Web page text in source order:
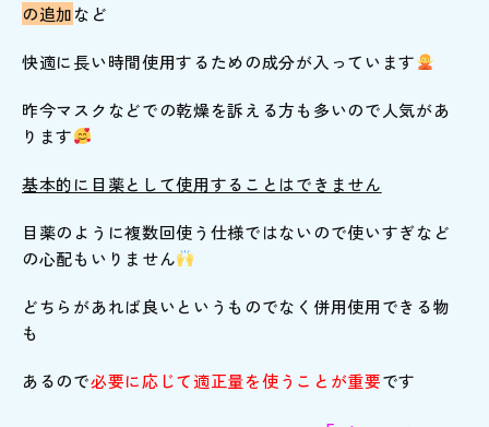
の追加など
快適に長い時間使用するための成分が入っています
昨今マスクなどでの乾燥を訴える方も多いので人気があ
ります
基本的に目薬として使用することはできません
目薬のように複数回使う仕様ではないので使いすぎなど
の心配もいりません
どちらがあれば良いというものでなく併用使用できる物
も
あるので必要に応じて適正量を使うことが重要です